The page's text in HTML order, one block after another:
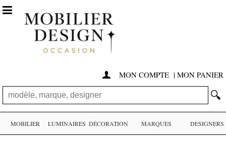
 MON COMPTE | MON PANIER
🔍

MOBILIER LUMINAIRES DÉCORATION MARQUES DESIGNERS